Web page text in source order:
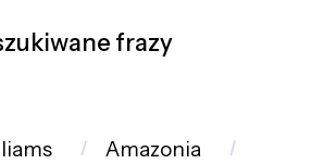
frazy
Amazonia